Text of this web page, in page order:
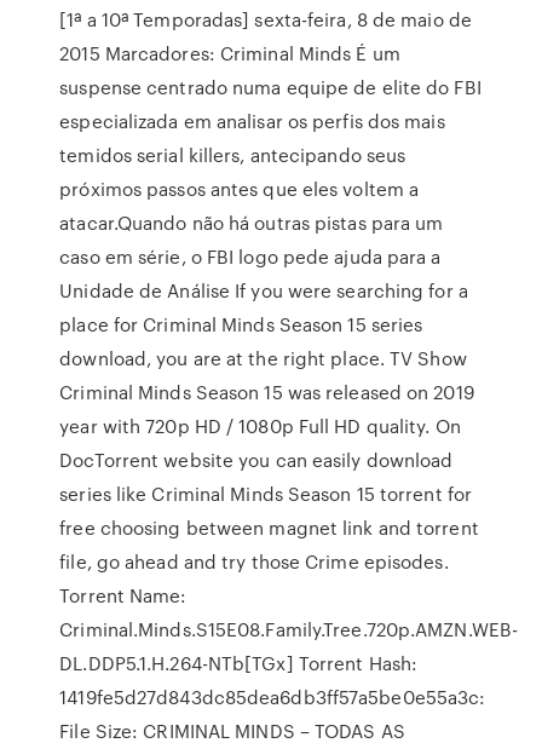
[1ª a 10ª Temporadas] sexta-feira, 8 de maio de
2015 Marcadores: Criminal Minds É um
suspense centrado numa equipe de elite do FBI
especializada em analisar os perfis dos mais
temidos serial killers, antecipando seus
próximos passos antes que eles voltem a
atacar.Quando não há outras pistas para um
caso em série, o FBI logo pede ajuda para a
Unidade de Análise If you were searching for a
place for Criminal Minds Season 15 series
download, you are at the right place. TV Show
Criminal Minds Season 15 was released on 2019
year with 720p HD / 1080p Full HD quality. On
DocTorrent website you can easily download
series like Criminal Minds Season 15 torrent for
free choosing between magnet link and torrent
file, go ahead and try those Crime episodes.
Torrent Name:
Criminal.Minds.S15E08.Family.Tree.720p.AMZN.WEB-
DL.DDP5.1.H.264-NTb[TGx] Torrent Hash:
1419fe5d27d843dc85dea6db3ff57a5be0e55a3c:
File Size: CRIMINAL MINDS – TODAS AS